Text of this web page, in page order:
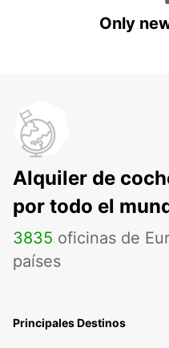
Only
Alquiler de
por todo el
3835 oficinas de
países
Principales Destinos